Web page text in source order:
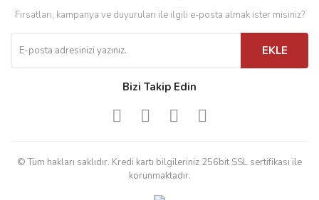
Fırsatları, kampanya ve duyuruları ile ilgili e-posta almak ister misiniz?
EKLE
Bizi Takip Edin
© Tüm hakları saklıdır. Kredi kartı bilgileriniz 256bit SSL sertifikası ile
korunmaktadır.